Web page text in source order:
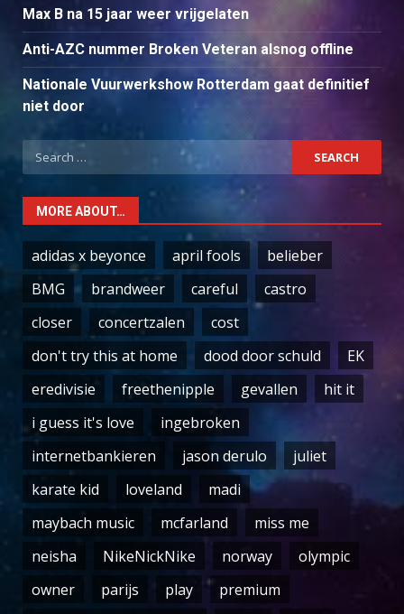
Max B na 15 jaar weer vrijgelaten
Anti-AZC nummer Broken Veteran alsnog offline
Nationale Vuurwerkshow Rotterdam gaat definitief
niet door
Search
for:
MORE ABOUT…
adidas x beyonce april fools
belieber
BMG
brandweer careful
castro
closer
concertzalen
cost
don't try this at home
dood door schuld
EK
eredivisie
freethenipple gevallen
hit it
i guess it's love
ingebroken
internetbankieren
jason derulo
juliet
karate kid
loveland
madi
maybach music
mcfarland
miss me
neisha
NikeNickNike norway
olympic
owner
parijs play
premium